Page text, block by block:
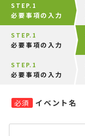
STEP.1
必要事項の入力
STEP.1
必要事項の入力
STEP.1
必要事項の入力
必須 イベント名